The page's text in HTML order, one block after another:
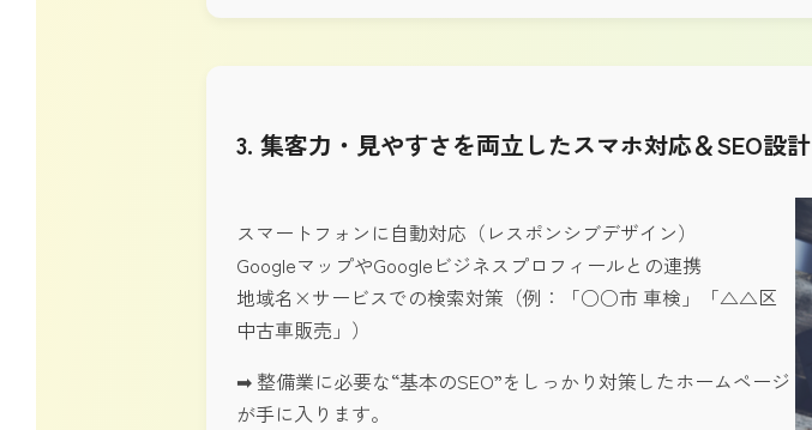
3. 集客力・見やすさを両立したスマホ対応＆SEO設計
スマートフォンに自動対応（レスポンシブデザイン）
GoogleマップやGoogleビジネスプロフィールとの連携
地域名×サービスでの検索対策（例：「○○市 車検」「△△区
中古車販売」）
➡ 整備業に必要な“基本のSEO”をしっかり対策したホームページ
が手に入ります。